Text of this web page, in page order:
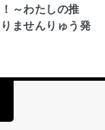
～わたしの推
ませんりゅう発